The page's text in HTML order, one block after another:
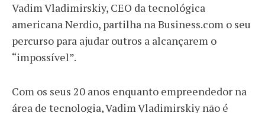
Vadim Vladimirskiy, CEO da tecnológica
americana Nerdio, partilha na Business.com o seu
percurso para ajudar outros a alcançarem o
“impossível”.
Com os seus 20 anos enquanto empreendedor na
área de tecnologia,Vadim Vladimirskiynão é